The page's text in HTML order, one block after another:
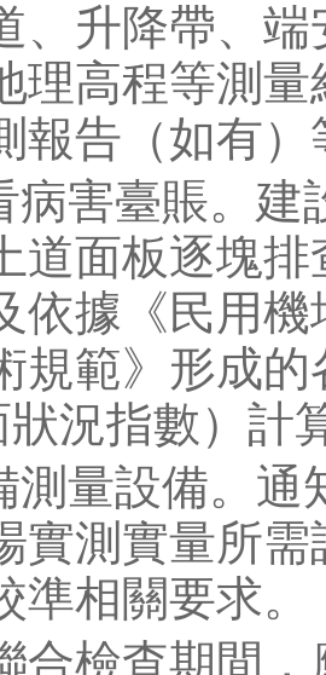
、升降帶、端
理高程等測量
報告（如有）
害臺賬。建
道面板逐塊排
依據《民用機
規範》形成的
況指數）計
量設備。通
實測實量所需
準相關要求。
檢查期間，